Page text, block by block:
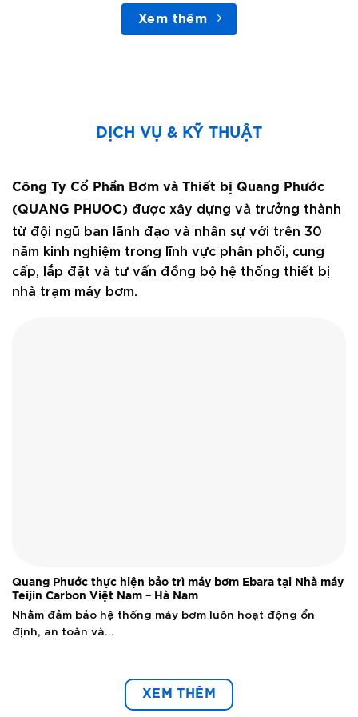
Xem thêm
DỊCH VỤ & KỸ THUẬT
Công Ty Cổ Phần Bơm và Thiết bị Quang Phước
(QUANG PHUOC) được xây dựng và trưởng thành
từ đội ngũ ban lãnh đạo và nhân sự với trên 30
năm kinh nghiệm trong lĩnh vực phân phối, cung
cấp, lắp đặt và tư vấn đồng bộ hệ thống thiết bị
nhà trạm máy bơm.
Quang Phước thực hiện bảo trì máy bơm Ebara tại Nhà máy
Teijin Carbon Việt Nam – Hà Nam
Nhằm đảm bảo hệ thống máy bơm luôn hoạt động ổn
định, an toàn và...
XEM THÊM